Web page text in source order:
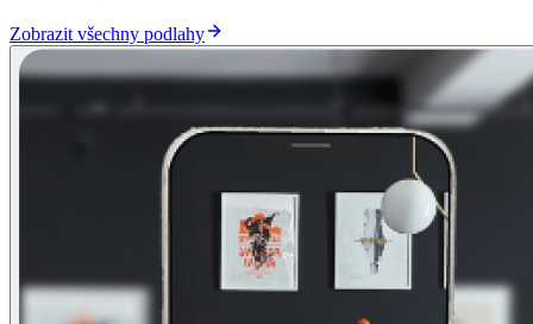
Zobrazit všechny podlahy